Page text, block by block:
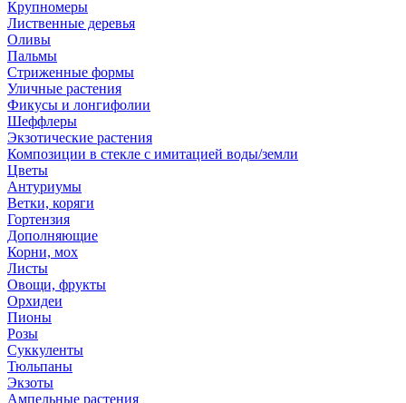
Крупномеры
Лиственные деревья
Оливы
Пальмы
Стриженные формы
Уличные растения
Фикусы и лонгифолии
Шеффлеры
Экзотические растения
Композиции в стекле с имитацией воды/земли
Цветы
Антуриумы
Ветки, коряги
Гортензия
Дополняющие
Корни, мох
Листы
Овощи, фрукты
Орхидеи
Пионы
Розы
Суккуленты
Тюльпаны
Экзоты
Ампельные растения